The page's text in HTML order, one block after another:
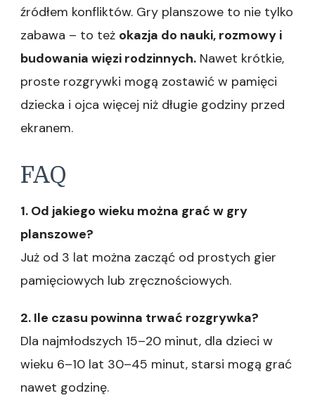
źródłem konfliktów. Gry planszowe to nie tylko
zabawa – to też okazja do nauki, rozmowy i
budowania więzi rodzinnych. Nawet krótkie,
proste rozgrywki mogą zostawić w pamięci
dziecka i ojca więcej niż długie godziny przed
ekranem.
FAQ
1. Od jakiego wieku można grać w gry
planszowe?
Już od 3 lat można zacząć od prostych gier
pamięciowych lub zręcznościowych.
2. Ile czasu powinna trwać rozgrywka?
Dla najmłodszych 15–20 minut, dla dzieci w
wieku 6–10 lat 30–45 minut, starsi mogą grać
nawet godzinę.